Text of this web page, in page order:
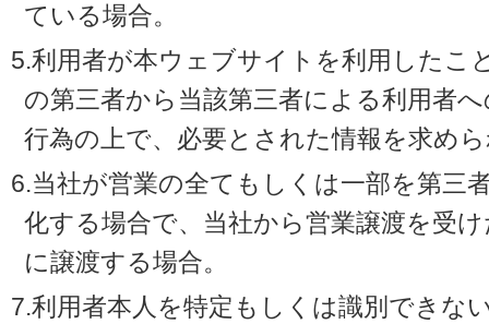
ている場合。
5.利用者が本ウェブサイトを利用したこ
の第三者から当該第三者による利用者
行為の上で、必要とされた情報を求め
6.当社が営業の全てもしくは一部を第三
化する場合で、当社から営業譲渡を受
に譲渡する場合。
7.利用者本人を特定もしくは識別できな